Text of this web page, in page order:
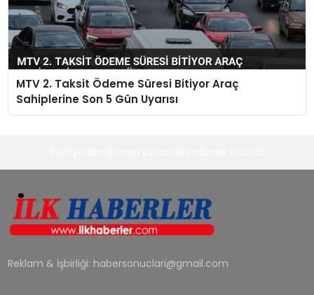
MTV 2. Taksit Ödeme Süresi Bitiyor Araç
Sahiplerine Son 5 Gün Uyarısı
Reklam & İşbirliği: habersonuclari@gmail.com